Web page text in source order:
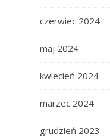
czerwiec 2024
maj 2024
kwiecień 2024
marzec 2024
grudzień 2023